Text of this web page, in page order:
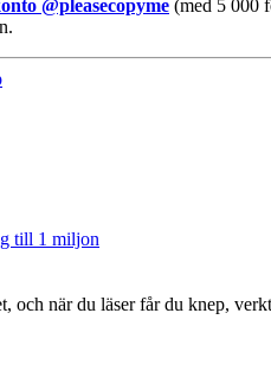
@pleasecopyme (med 5 000
till 1 miljon
när du läser får du knep,